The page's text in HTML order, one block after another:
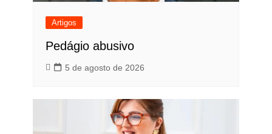
Artigos
Pedágio abusivo
5 de agosto de 2026